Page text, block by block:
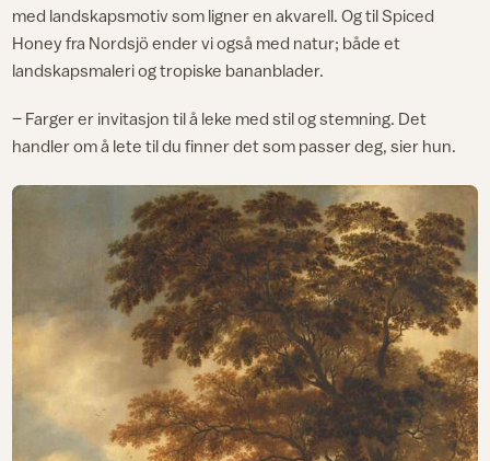
med landskapsmotiv som ligner en akvarell. Og til Spiced
Honey fra Nordsjö ender vi også med natur; både et
landskapsmaleri og tropiske bananblader.
– Farger er invitasjon til å leke med stil og stemning. Det
handler om å lete til du finner det som passer deg, sier hun.